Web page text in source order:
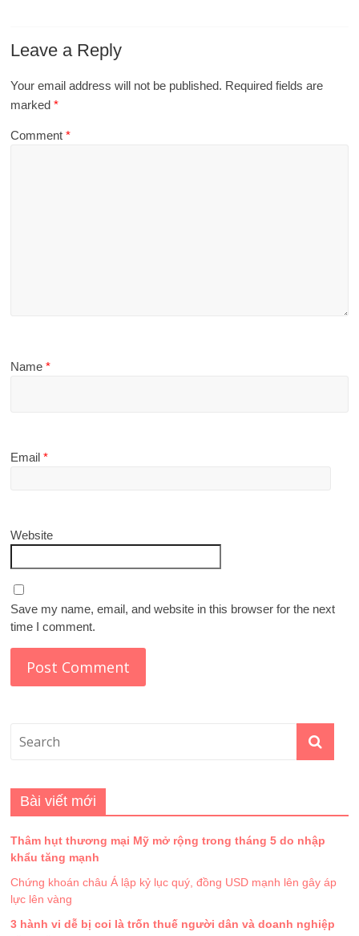
Leave a Reply
Your email address will not be published. Required fields are
marked*
Comment*
Name*
Email*
Website
Save my name, email, and website in this browser for the next
time I comment.
Bài viết mới
Thâm hụt thương mại Mỹ mở rộng trong tháng 5 do nhập
khẩu tăng mạnh
Chứng khoán châu Á lập kỷ lục quý, đồng USD mạnh lên gây áp
lực lên vàng
3 hành vi dễ bị coi là trốn thuế người dân và doanh nghiệp